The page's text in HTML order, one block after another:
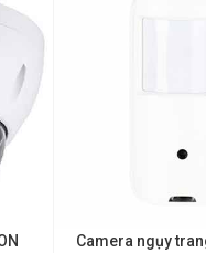
Camera ngụy